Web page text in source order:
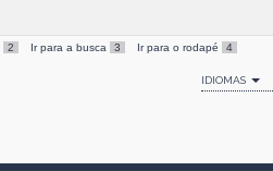
2 Ir para a busca 3 Ir para o rodapé 4
IDIOMAS